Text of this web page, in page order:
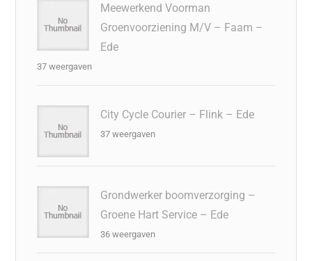
Meewerkend Voorman
Groenvoorziening M/V – Faam –
Ede
37 weergaven
City Cycle Courier – Flink – Ede
37 weergaven
Grondwerker boomverzorging –
Groene Hart Service – Ede
36 weergaven